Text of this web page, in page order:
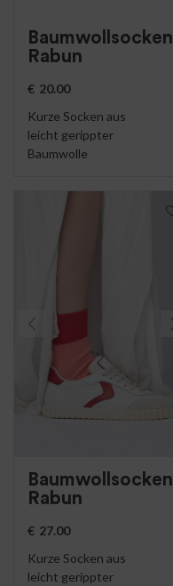
Baumwollsocken
Rabun
€ 20.00
Kurze Socken aus
leicht gerippter
Baumwolle
Baumwollsocken
Rabun
€ 27.00
Kurze Socken aus
leicht gerippter